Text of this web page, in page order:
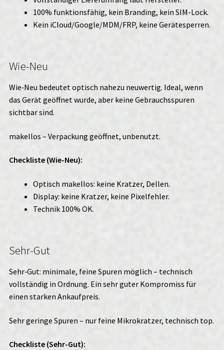
100% funktionsfähig, kein Branding, kein SIM-Lock.
Kein iCloud/Google/MDM/FRP, keine Gerätesperren.
Wie-Neu
Wie‑Neu bedeutet optisch nahezu neuwertig. Ideal, wenn
das Gerät geöffnet wurde, aber keine Gebrauchsspuren
sichtbar sind.
makellos – Verpackung geöffnet, unbenutzt.
Checkliste (Wie-Neu):
Optisch makellos: keine Kratzer, Dellen.
Display: keine Kratzer, keine Pixelfehler.
Technik 100% OK.
Sehr-Gut
Sehr‑Gut: minimale, feine Spuren möglich – technisch
vollständig in Ordnung. Ein sehr guter Kompromiss für
einen starken Ankaufpreis.
Sehr geringe Spuren – nur feine Mikrokratzer, technisch top.
Checkliste (Sehr-Gut):